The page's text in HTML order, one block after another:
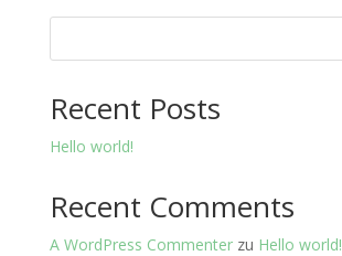
Recent Posts
Hello world!
Recent Comments
A WordPress Commenterzu Hello world!